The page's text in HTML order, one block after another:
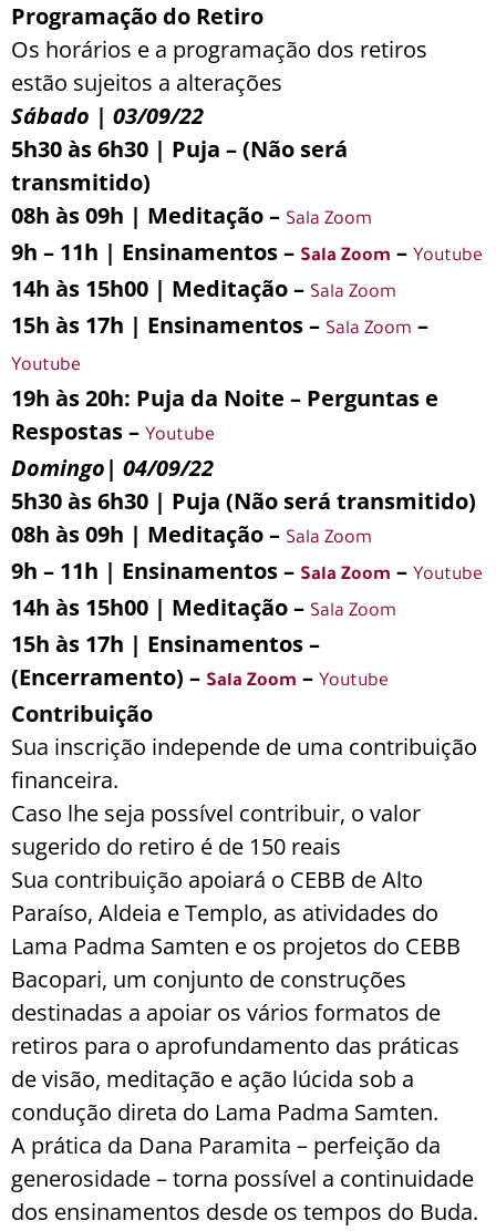
Programação do Retiro
Os horários e a programação dos retiros
estão sujeitos a alterações
Sábado | 03/09/22
5h30 às 6h30 | Puja – (Não será
transmitido)
08h às 09h | Meditação – Sala Zoom
9h – 11h | Ensinamentos – Sala Zoom – Youtube
14h às 15h00 | Meditação – Sala Zoom
15h às 17h | Ensinamentos – Sala Zoom –
Youtube
19h às 20h: Puja da Noite – Perguntas e
Respostas – Youtube
Domingo| 04/09/22
5h30 às 6h30 | Puja (Não será transmitido)
08h às 09h | Meditação – Sala Zoom
9h – 11h | Ensinamentos – Sala Zoom – Youtube
14h às 15h00 | Meditação – Sala Zoom
15h às 17h | Ensinamentos –
(Encerramento) – Sala Zoom – Youtube
Contribuição
Sua inscrição independe de uma contribuição
financeira.
Caso lhe seja possível contribuir, o valor
sugerido do retiro é de 150 reais
Sua contribuição apoiará o CEBB de Alto
Paraíso, Aldeia e Templo, as atividades do
Lama Padma Samten e os projetos do CEBB
Bacopari, um conjunto de construções
destinadas a apoiar os vários formatos de
retiros para o aprofundamento das práticas
de visão, meditação e ação lúcida sob a
condução direta do Lama Padma Samten.
A prática da Dana Paramita – perfeição da
generosidade – torna possível a continuidade
dos ensinamentos desde os tempos do Buda.